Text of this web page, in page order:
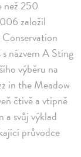
než 250
založil
názvem A Sting
výběru na
in the Meadow
čtivě a vtipně
a svůj výklad
průvodce